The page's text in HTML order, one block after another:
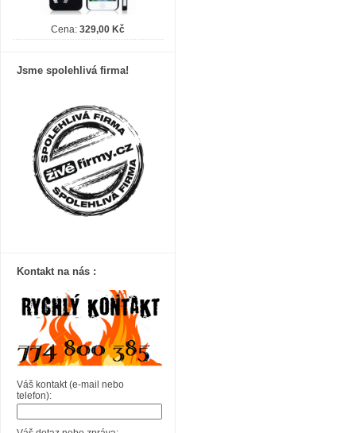
Cena: 329,00 Kč
Jsme spolehlivá firma!
Kontakt na nás :
Váš kontakt (e-mail nebo
telefon):